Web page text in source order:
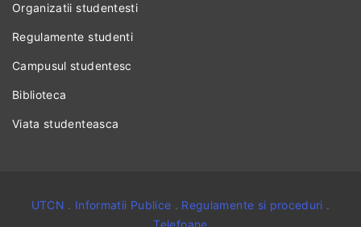
Organizatii studentesti
Regulamente studenti
Campusul studentesc
Biblioteca
Viata studenteasca
UTCN . Informatii Publice . Regulamente si proceduri .